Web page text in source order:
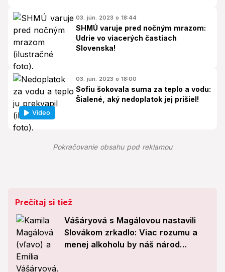
03. jún. 2023 o 18:44
SHMÚ varuje pred nočným mrazom:
Udrie vo viacerých častiach
Slovenska!
Video
03. jún. 2023 o 18:00
Sofiu šokovala suma za teplo a vodu:
Šialené, aký nedoplatok jej prišiel!
Pokračovanie obsahu pod reklamou
Prečítaj si tiež
Vášáryová s Magálovou nastavili
Slovákom zrkadlo: Viac rozumu a
menej alkoholu by náš národ